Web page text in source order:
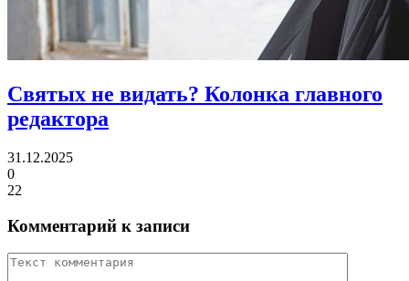
Святых не видать? Колонка главного
редактора
31.12.2025
0
22
Комментарий к записи